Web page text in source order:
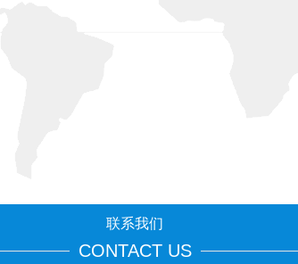
联系我们
CONTACT US